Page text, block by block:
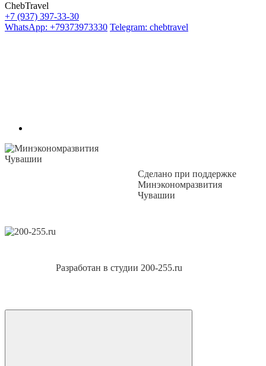
ChebTravel
+7 (937) 397-33-30
WhatsApp: +79373973330 Telegram: chebtravel
Сделано при поддержке
Минэкономразвития
Чувашии
Разработан в студии 200-255.ru